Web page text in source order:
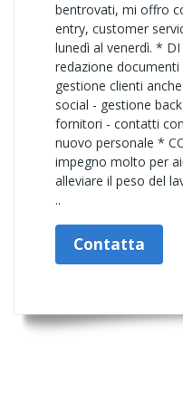
bentrovati, mi offro
entry, customer
lunedì al venerdì. * DI
redazione
gestione clienti
social - gestione
fornitori - contatti
nuovo personale *
impegno molto per
alleviare il peso del
..
Contatta